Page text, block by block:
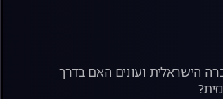
הישראלית ועונים האם בדרך